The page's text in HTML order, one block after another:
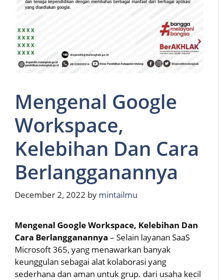
Mengenal Google
Workspace,
Kelebihan Dan Cara
Berlangganannya
December 2, 2022 by mintailmu
Mengenal Google Workspace, Kelebihan Dan
Cara Berlangganannya – Selain layanan SaaS
Microsoft 365, yang menawarkan banyak
keunggulan sebagai alat kolaborasi yang
sederhana dan aman untuk grup. dari usaha kecil